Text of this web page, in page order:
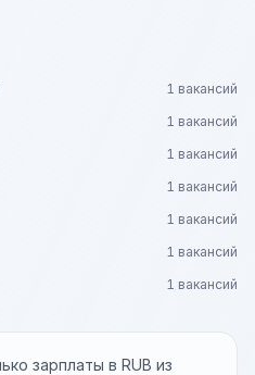
1 вакансий
1 вакансий
1 вакансий
1 вакансий
1 вакансий
1 вакансий
1 вакансий
зарплаты в RUB из